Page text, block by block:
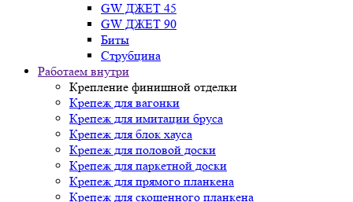
GW ДЖЕТ 45
GW ДЖЕТ 90
Биты
Струбцина
Работаем внутри
Крепление финишной отделки
Крепеж для вагонки
Крепеж для имитации бруса
Крепеж для блок хауса
Крепеж для половой доски
Крепеж для паркетной доски
Крепеж для прямого планкена
Крепеж для скошенного планкена